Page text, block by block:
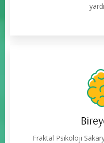
Fraktal Psikoloji